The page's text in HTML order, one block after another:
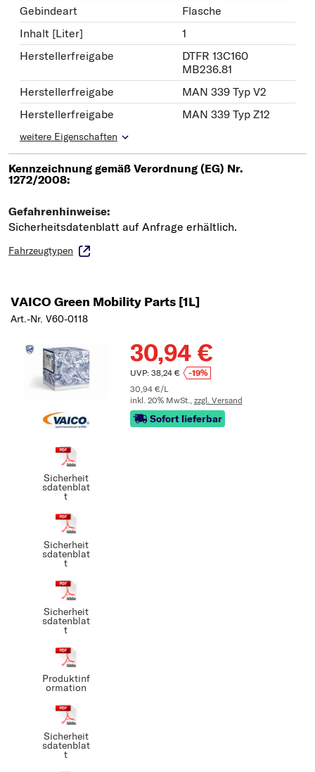
Gebindeart
Flasche
Inhalt [Liter]
1
Herstellerfreigabe
DTFR 13C160
MB236.81
Herstellerfreigabe
MAN 339 Typ V2
Herstellerfreigabe
MAN 339 Typ Z12
weitere Eigenschaften
Fahrzeugtypen
VAICO Green Mobility Parts [1L]
Art.-Nr. V60-0118
Sicherheit
sdatenblat
t
Sicherheit
sdatenblat
t
Sicherheit
sdatenblat
t
Produktinf
ormation
Sicherheit
sdatenblat
t
30,94 €
UVP: 38,24 €
-19%
30,94 €/L
inkl. 20% MwSt., zzgl. Versand
Sofort lieferbar